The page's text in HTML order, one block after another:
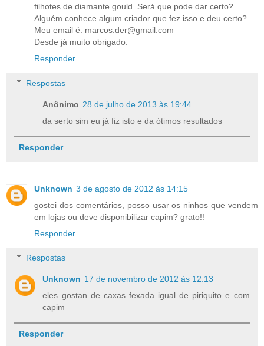
filhotes de diamante gould. Será que pode dar certo?
Alguém conhece algum criador que fez isso e deu certo?
Meu email é: marcos.der@gmail.com
Desde já muito obrigado.
Responder
Respostas
Anônimo 28 de julho de 2013 às 19:44
da serto sim eu já fiz isto e da ótimos resultados
Responder
Unknown 3 de agosto de 2012 às 14:15
gostei dos comentários, posso usar os ninhos que vendem
em lojas ou deve disponibilizar capim? grato!!
Responder
Respostas
Unknown 17 de novembro de 2012 às 12:13
eles gostan de caxas fexada igual de piriquito e com
capim
Responder